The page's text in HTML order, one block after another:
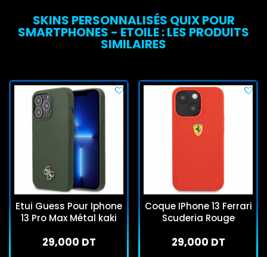
SKINS PERSONNALISÉS QUIX POUR
SMARTPHONES - ETOILE : LES PRODUITS
SIMILAIRES
Etui Guess Pour Iphone
13 Pro Max Métal kaki
29,000 DT
Coque IPhone 13 Ferrari
Scuderia Rouge
29,000 DT